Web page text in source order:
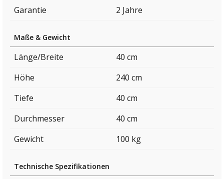
Garantie 2 Jahre
Maße & Gewicht
Länge/Breite
40 cm
Höhe
240 cm
Tiefe
40 cm
Durchmesser
40 cm
Gewicht
100 kg
Technische Spezifikationen